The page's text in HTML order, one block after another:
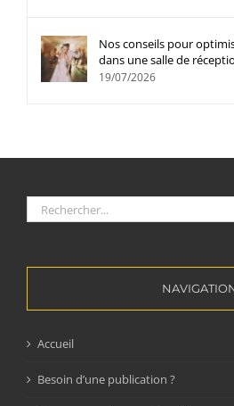
Nos conseils pour
dans une salle de
19/07/2026
Rechercher:
Accueil
Besoin d’une publication ?